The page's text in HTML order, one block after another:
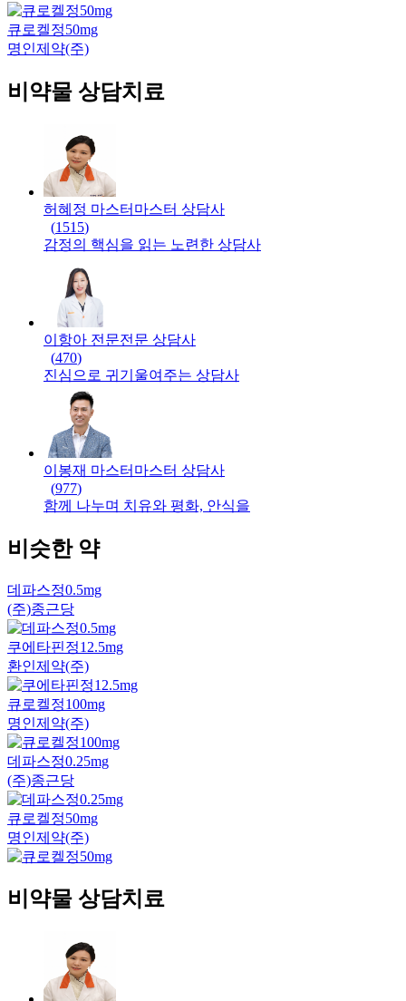
큐로켈정50mg
명인제약(주)
비약물 상담치료
허혜정 마스터 마스터 상담사
(1515)
감정의 핵심을 읽는 노련한 상담사
이항아 전문전문 상담사
(470)
진심으로 귀기울여주는 상담사
이봉재 마스터 마스터 상담사
(977)
함께 나누며 치유와 평화, 안식을
비슷한 약
데파스정0.5mg
(주)종근당
쿠에타핀정12.5mg
환인제약(주)
큐로켈정100mg
명인제약(주)
데파스정0.25mg
(주)종근당
큐로켈정50mg
명인제약(주)
비약물 상담치료